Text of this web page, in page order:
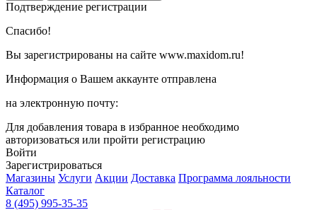
Подтверждение регистрации
Спасибо!
Вы зарегистрированы на сайте www.maxidom.ru!
Информация о Вашем аккаунте отправлена
на электронную почту:
Для добавления товара в избранное необходимо
авторизоваться или пройти регистрацию
Войти
Зарегистрироваться
Магазины Услуги Акции Доставка Программа лояльности
Каталог
8 (495) 995-35-35